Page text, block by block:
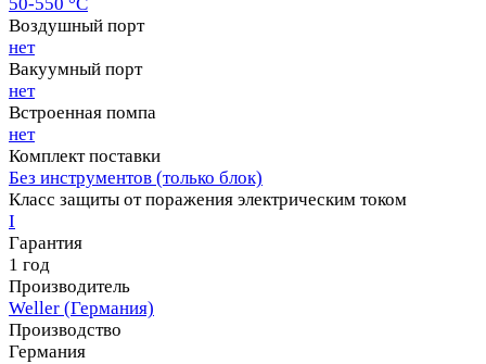
Воздушный порт
нет
Вакуумный порт
нет
Встроенная помпа
нет
Комплект поставки
Без инструментов (только блок)
Класс защиты от поражения электрическим током
I
Гарантия
1 год
Производитель
Weller (Германия)
Производство
Германия